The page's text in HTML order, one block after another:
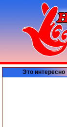
Это интересно